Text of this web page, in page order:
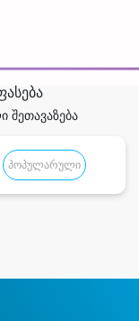
პოპულარული